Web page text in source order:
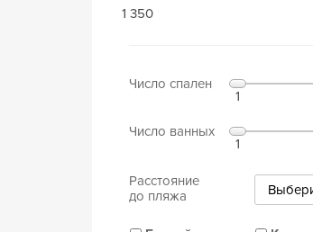
1 350
Число спален
1
Число ванных
1
Расстояние
до пляжа